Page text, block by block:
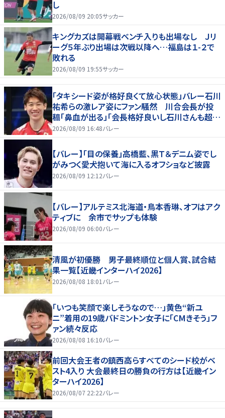
し
2026/08/09 20:05サッカー
キングカズは開幕戦ベンチ入りも出場なし Ｊリ
ーグ５年ぶり出場は次戦以降へ…福島は１-２で
敗れる
2026/08/09 19:55サッカー
「タキシード姿が格好良くて放心状態」バレー石川
祐希らの激レア姿にファン騒然 川合会長が投
稿「鼻血が出る」「会長格好良いし石川さんも超格
好いい」
2026/08/09 16:48バレー
【バレー】「目の保養」高橋藍、黒Ｔ＆デニム姿でし
がみつく愛犬抱いて海に入るオフショなど披露
2026/08/09 12:12バレー
【バレー】アルテミス北海道・鳥本香琳、オフはアク
ティブに 余市でサップも体験
2026/08/09 06:00バレー
清風が初優勝 男子最終順位と個人賞、試合結
果一覧【近畿インターハイ2026】
2026/08/08 18:01 バレー
「いつも笑顔で楽しそうなので…」黄色“新ユ
ニ”着用の19歳バドミントン女子に「CMきそう」フ
ァン続々反応
2026/08/08 16:10バレー
前回大会王者の鎮西高らすべてのシード校がベ
スト4入り 大会最終日の勝負の行方は【近畿イン
ターハイ2026】
2026/08/07 22:22バレー